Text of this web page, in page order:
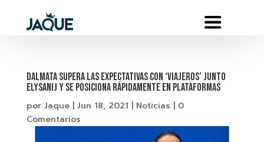
DALMATA SUPERA LAS EXPECTATIVAS CON ‘VIAJEROS’ JUNTO
ELYSANIJ Y SE POSICIONA RÁPIDAMENTE EN PLATAFORMAS
por Jaque| Jun 18, 2021 Noticias
0
Comentarios